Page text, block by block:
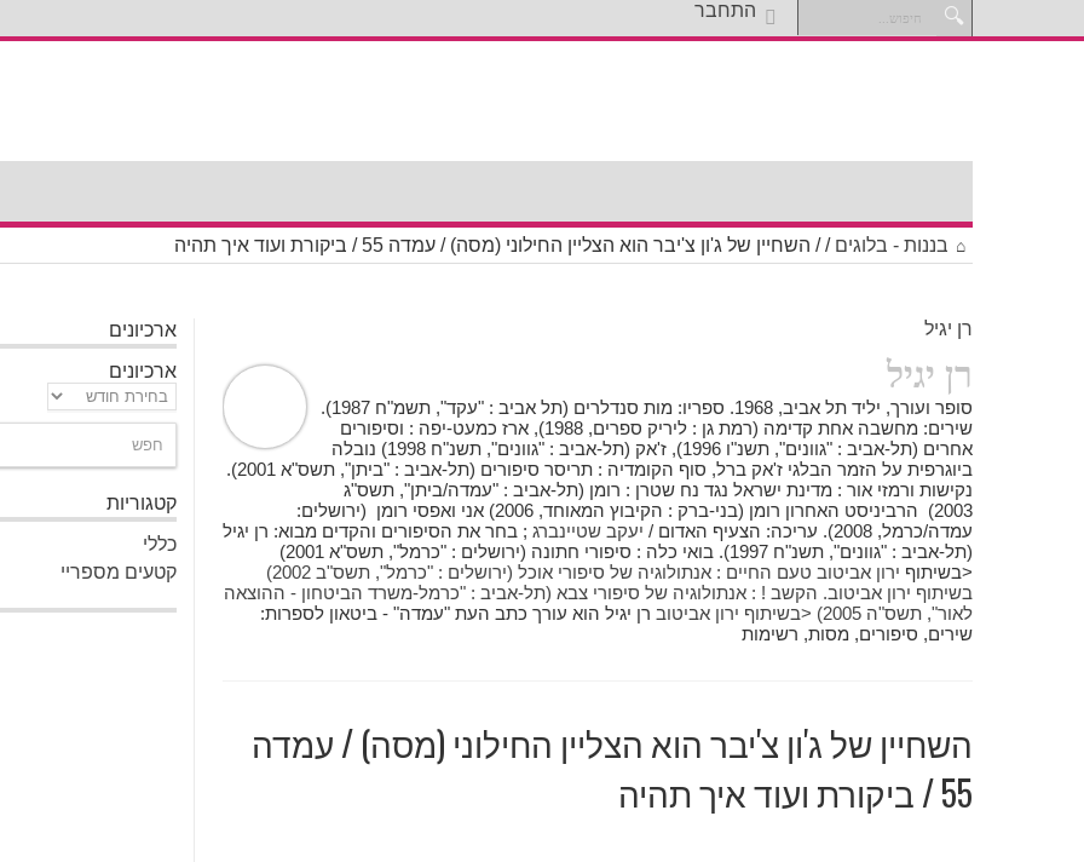
התחבר
בננות - בלוגים /
/ השחיין של ג'ון צ'יבר הוא הצליין החילוני (מסה) / עמדה 55 / ביקורת ועוד איך תהיה
רן יגיל
רן יגיל
סופר ועורך, יליד תל אביב, 1968. ספריו: מות סנדלרים (תל אביב : "עקד", תשמ"ח 1987).
שירים: מחשבה אחת קדימה (רמת גן : ליריק ספרים, 1988), ארז כמעט-יפה : וסיפורים
אחרים (תל-אביב : "גוונים", תשנ"ו 1996), ז'אק (תל-אביב : "גוונים", תשנ"ח 1998) נובלה
ביוגרפית על הזמר הבלגי ז'אק ברל, סוף הקומדיה : תריסר סיפורים (תל-אביב : "ביתן", תשס"א 2001).
נקישות ורמזי אור : מדינת ישראל נגד נח שטרן : רומן (תל-אביב : "עמדה/ביתן", תשס"ג
2003) הרביניסט האחרון רומן (בני-ברק : הקיבוץ המאוחד, 2006) אני ואפסי רומן (ירושלים:
עמדה/כרמל, 2008). עריכה: הצעיף האדום /
יעקב שטיינברג ; בחר את הסיפורים והקדים מבוא: רן יגיל
(תל-אביב : "גוונים", תשנ"ח 1997). בואי כלה : סיפורי חתונה (ירושלים : "כרמל", תשס"א 2001)
<בשיתוף
ירון אביטוב טעם החיים : אנתולוגיה של סיפורי אוכל (ירושלים : "כרמל", תשס"ב 2002)
בשיתוף ירון אביטוב. הקשב ! : אנתולוגיה של סיפורי צבא (תל-אביב : "כרמל-משרד הביטחון - ההוצאה
לאור", תשס"ה 2005) <בשיתוף
ירון אביטוב רן יגיל הוא עורך כתב העת "עמדה" - ביטאון לספרות:
שירים, סיפורים, מסות, רשימות
השחיין של ג'ון צ'יבר הוא הצליין החילוני (מסה) / עמדה
55 / ביקורת ועוד איך תהיה
ארכיונים
ארכיונים
קטגוריות
כללי
קטעים מספריי